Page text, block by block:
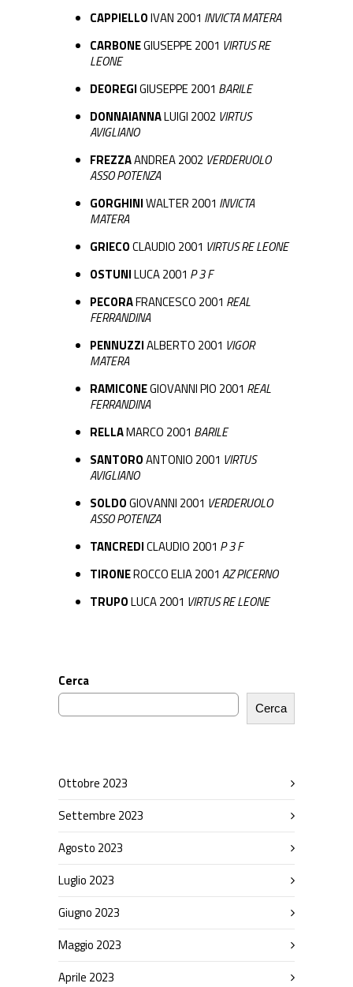
CAPPIELLOIVAN 2001 INVICTA MATERA
CARBONEGIUSEPPE 2001 VIRTUS RE
LEONE
DEOREGIGIUSEPPE 2001 BARILE
DONNAIANNALUIGI 2002 VIRTUS
AVIGLIANO
FREZZAANDREA 2002 VERDERUOLO
ASSO POTENZA
GORGHINIWALTER 2001 INVICTA
MATERA
GRIECOCLAUDIO 2001 VIRTUS RE LEONE
OSTUNILUCA 2001 P 3 F
PECORAFRANCESCO 2001 REAL
FERRANDINA
PENNUZZIALBERTO 2001 VIGOR
MATERA
RAMICONEGIOVANNI PIO 2001 REAL
FERRANDINA
RELLAMARCO 2001 BARILE
SANTOROANTONIO 2001 VIRTUS
AVIGLIANO
SOLDOGIOVANNI 2001 VERDERUOLO
ASSO POTENZA
TANCREDICLAUDIO 2001 P 3 F
TIRONEROCCO ELIA 2001 AZ PICERNO
TRUPOLUCA 2001 VIRTUS RE LEONE
Cerca
Cerca
Ottobre 2023
Settembre 2023
Agosto 2023
Luglio 2023
Giugno 2023
Maggio 2023
Aprile 2023